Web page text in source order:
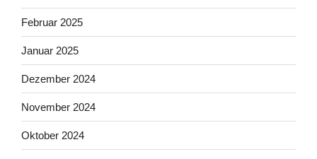
Februar 2025
Januar 2025
Dezember 2024
November 2024
Oktober 2024